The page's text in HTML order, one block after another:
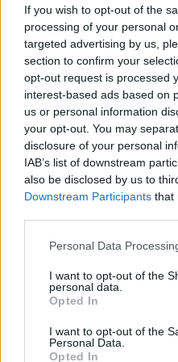
If you wish to opt-out of the
processing of your personal
targeted advertising by us,
section to confirm your
opt-out request is processed
interest-based ads based on
us or personal information
your opt-out. You may
disclosure of your personal
IAB’s list of downstream
also be disclosed by us to
Downstream Participants that
Personal Data
I want to opt-out of the
personal data.
Opted In
I want to opt-out of the
Personal Data.
Opted In
odorante, vous
Rincer avec
humide propre pour
trop imbiber le bois.
Séchage : Séchez la
propre ou laissez-la
l’exposition prolongée
Conseils pour
votre planche à
hebdomadaire avec
la planche propre et
Éviter l’eau stagnante :
de moisissures ou
le bois.